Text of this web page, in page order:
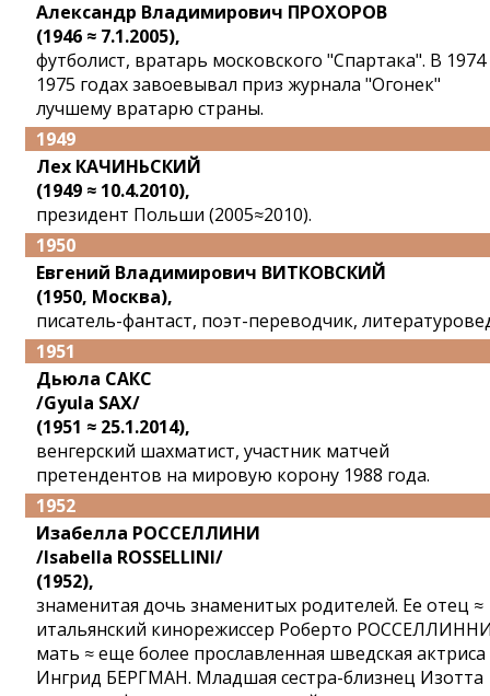
Александр Владимирович ПРОХОРОВ
(1946 ≈ 7.1.2005),
футболист, вратарь московского "Спартака". В 1974
1975 годах завоевывал приз журнала "Огонек"
лучшему вратарю страны.
1949
Лех КАЧИНЬСКИЙ
(1949 ≈ 10.4.2010),
президент Польши (2005≈2010).
1950
Евгений Владимирович ВИТКОВСКИЙ
(1950, Москва),
писатель-фантаст, поэт-переводчик,
1951
Дьюла САКС
/Gyula SAX/
(1951 ≈ 25.1.2014),
венгерский шахматист, участник матчей
претендентов на мировую корону 1988 года.
1952
Изабелла РОССЕЛЛИНИ
/Isabella ROSSELLINI/
(1952),
знаменитая дочь знаменитых родителей. Ее отец ≈
итальянский кинорежиссер Роберто
мать ≈ еще более прославленная шведская актриса
Ингрид БЕРГМАН. Младшая сестра-близнец Изотта